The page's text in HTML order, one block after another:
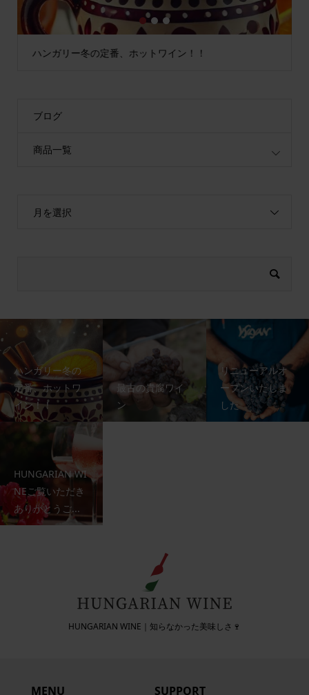
ハンガリー冬の定番、ホットワイン！！
1 2 3
ブログ
商品一覧
月を選択
ハンガリー冬の
定番、ホットワ
イン！！
最古の貴腐ワイ
ン
リニューアルオ
ープンいたしま
した
HUNGARIAN WI
NEご覧いただき
ありがとうご...
HUNGARIAN WINE｜知らなかった美味しさ🍷
MENU SUPPORT